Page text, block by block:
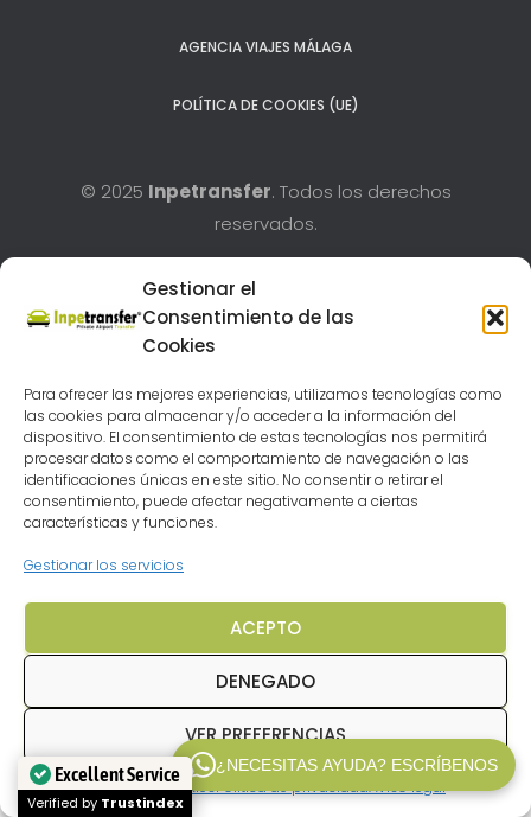
Gestionar el
Consentimiento de las
Cookies
Para ofrecer las mejores experiencias, utilizamos tecnologías como
las cookies para almacenar y/o acceder a la información del
dispositivo. El consentimiento de estas tecnologías nos permitirá
procesar datos como el comportamiento de navegación o las
identificaciones únicas en este sitio. No consentir o retirar el
consentimiento, puede afectar negativamente a ciertas
características y funciones.
Gestionar los servicios
ACEPTO
DENEGADO
VER PREFERENCIAS
Política de cookiesPolitica de privacidadAviso legal
AGENCIA VIAJES MÁLAGA
POLÍTICA DE COOKIES (UE)
© 2025 Inpetransfer. Todos los derechos
reservados.
¿NECESITAS AYUDA? ESCRÍBENOS
WP V2.1
Excellent Service
Verified by Trustindex